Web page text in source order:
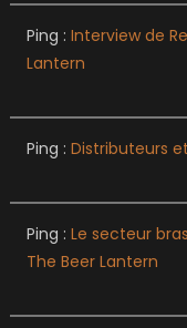
Ping : Interview de
Lantern
Ping : Distributeurs
Ping : Le secteur
The Beer Lantern